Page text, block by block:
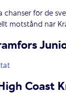
chanser för de
motstånd när
Coast